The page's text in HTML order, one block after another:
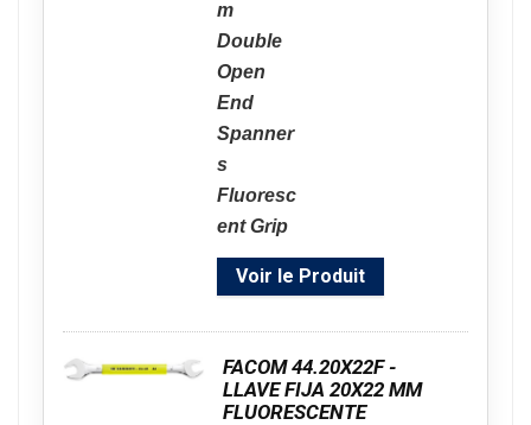
Voir le Produit
FACOM 44.20X22F -
LLAVE FIJA 20X22 MM
FLUORESCENTE